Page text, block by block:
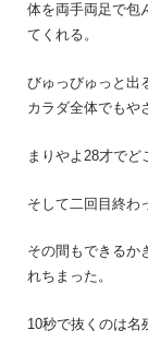
体を両手両足で包
てくれる。
びゅっびゅっと出
カラダ全体でもや
まりやよ28才でど
そして二回目終わ
その間もできるか
れちまった。
10秒で抜くのは名